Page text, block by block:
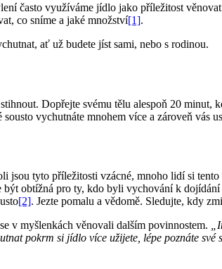
často využíváme jídlo jako příležitost
co sníme a jaké množství[1].
ať už budete jíst sami, nebo s rodinou.
Dopřejte svému tělu alespoň 20 minut,
vychutnáte mnohem více a zároveň vás
tyto příležitosti vzácné, mnoho lidí si
obtížná pro ty, kdo byli vychování k
[2]. Jezte pomalu a vědomě. Sledujte, kdy
v myšlenkách věnovali dalším povinnostem.
pokrm si jídlo více užijete, lépe poznáte